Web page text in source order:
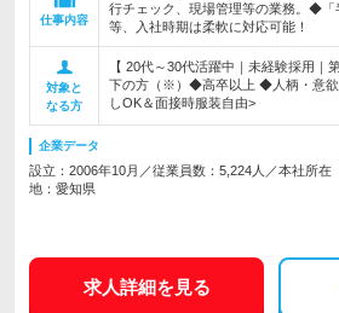
仕事内容
行チェック、現場管理等の業務。◆「
等、入社時期は柔軟に対応可能！
対象と
なる方
【 20代～30代活躍中｜未経験採用
下の方（※）◆高卒以上 ◆人柄・意欲
しOK＆面接時服装自由>
企業データ
設立：2006年10月／従業員数：5,224人／本社所在
地：愛知県
求人詳細を見る